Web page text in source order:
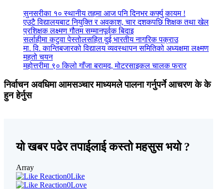
सुनसरीका १० स्थानीय तहमा आज पनि दिनभर कर्फ्यु कायम !
एउटै विद्यालयबाट नियुक्ति र अवकाश, चार दशकपछि शिक्षक तथा खेल
प्रशिक्षक लक्ष्मण गौतम सम्मानपूर्वक बिदाइ
सर्लाहीमा कटुवा पेस्तोलसहित दुई भारतीय नागरिक पक्राउ
मा. वि. कान्तिबजारको विद्यालय व्यवस्थापन समितिको अध्यक्षमा लक्ष्मण
महतो चयन
महोत्तरीमा ९० किलो गाँजा बरामद, मोटरसाइकल चालक फरार
निर्वाचन अवधिमा आमसञ्चार माध्यमले पालना गर्नुपर्ने आचरण के के
हुन हेर्नुस
यो खबर पढेर तपाईलाई कस्तो महसुस भयो ?
Array
0Like
0Love